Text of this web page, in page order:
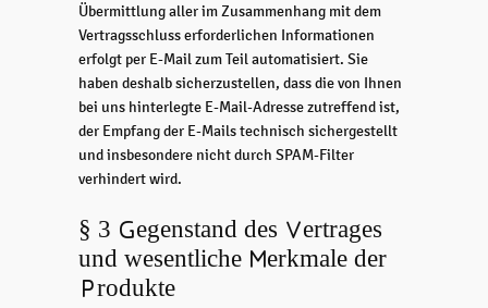
Übermittlung aller im Zusammenhang mit dem
Vertragsschluss erforderlichen Informationen
erfolgt per E-Mail zum Teil automatisiert. Sie
haben deshalb sicherzustellen, dass die von Ihnen
bei uns hinterlegte E-Mail-Adresse zutreffend ist,
der Empfang der E-Mails technisch sichergestellt
und insbesondere nicht durch SPAM-Filter
verhindert wird.
§ 3 Gegenstand des Vertrages
und wesentliche Merkmale der
Produkte